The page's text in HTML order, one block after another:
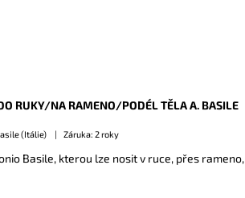
RUKY/NA RAMENO/PODÉL TĚLA A. BASILE
(Itálie) Záruka: 2 roky
Basile, kterou lze nosit v ruce, přes rameno,